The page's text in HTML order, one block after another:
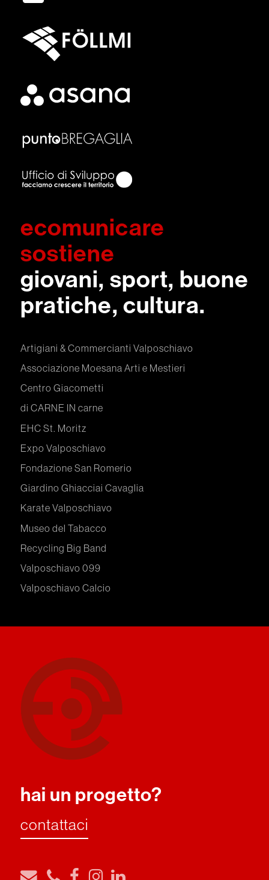
ecomunicare
sostiene
giovani, sport, buone
pratiche, cultura.
Artigiani & Commercianti Valposchiavo
Associazione Moesana Arti e Mestieri
Centro Giacometti
di CARNE IN carne
EHC St. Moritz
Expo Valposchiavo
Fondazione San Romerio
Giardino Ghiacciai Cavaglia
Karate Valposchiavo
Museo del Tabacco
Recycling Big Band
Valposchiavo 099
Valposchiavo Calcio
hai un progetto?
contattaci